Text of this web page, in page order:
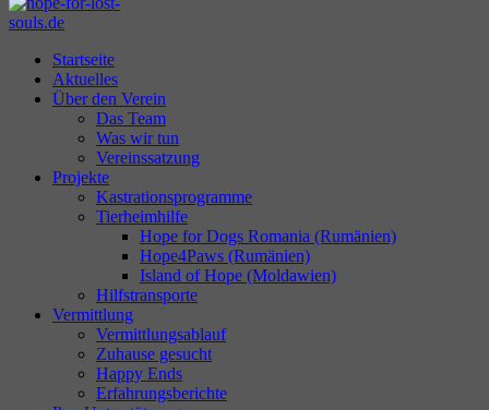
Startseite
Aktuelles
Über den Verein
Das Team
Was wir tun
Vereinssatzung
Projekte
Kastrationsprogramme
Tierheimhilfe
Hope for Dogs Romania (Rumänien)
Hope4Paws (Rumänien)
Island of Hope (Moldawien)
Hilfstransporte
Vermittlung
Vermittlungsablauf
Zuhause gesucht
Happy Ends
Erfahrungsberichte